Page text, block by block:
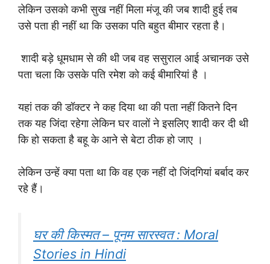
लेकिन उसको कभी सुख नहीं मिला मंजू की जब शादी हुई तब
उसे पता ही नहीं था कि उसका पति बहुत बीमार रहता है।
शादी बड़े धूमधाम से की थी जब वह ससुराल आई अचानक उसे
पता चला कि उसके पति रमेश को कई बीमारियां है ।
यहां तक की डॉक्टर ने कह दिया था की पता नहीं कितने दिन
तक यह जिंदा रहेगा लेकिन घर वालों ने इसलिए शादी कर दी थी
कि हो सकता है बहू के आने से बेटा ठीक हो जाए ।
लेकिन उन्हें क्या पता था कि वह एक नहीं दो जिंदगियां बर्बाद कर
रहे हैं।
घर की किस्मत – पूनम सारस्वत : Moral
Stories in Hindi